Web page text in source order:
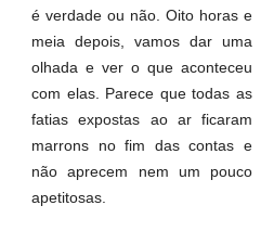
é verdade ou não. Oito horas e
meia depois, vamos dar uma
olhada e ver o que aconteceu
com elas. Parece que todas as
fatias expostas ao ar ficaram
marrons no fim das contas e
não aprecem nem um pouco
apetitosas.